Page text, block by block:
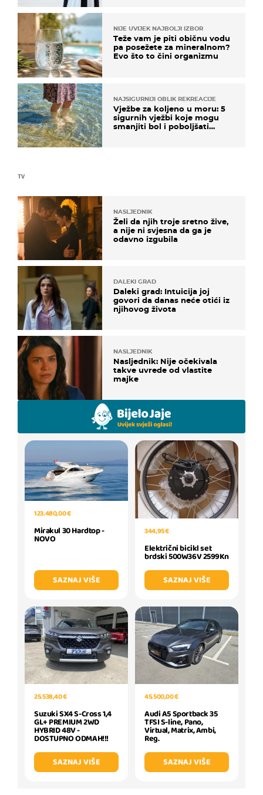
TV
NASLJEDNIK
Želi da njih troje sretno žive,
a nije ni svjesna da ga je
odavno izgubila
DALEKI GRAD
Daleki grad: Intuicija joj
govori da danas neće otići iz
njihovog života
NASLJEDNIK
Nasljednik: Nije očekivala
takve uvrede od vlastite
majke
NIJE UVIJEK NAJBOLJI IZBOR
Teže vam je piti običnu vodu
pa posežete za mineralnom?
Evo što to čini organizmu
NAJSIGURNIJI OBLIK REKREACIJE
Vježbe za koljeno u moru: 5
sigurnih vježbi koje mogu
smanjiti bol i poboljšati
123.480,00 €
Mirakul 30 Hardtop -
NOVO
SAZNAJ VIŠE
344,95 €
Električni bicikl set
brdski 500W36V 2599Kn
SAZNAJ VIŠE
25.538,40 €
Suzuki SX4 S-Cross 1,4
GL+ PREMIUM 2WD
HYBRID 48V -
DOSTUPNO ODMAH!!!
SAZNAJ VIŠE
45.500,00 €
Audi A5 Sportback 35
TFSI S-line, Pano,
Virtual, Matrix, Ambi,
Reg.
SAZNAJ VIŠE